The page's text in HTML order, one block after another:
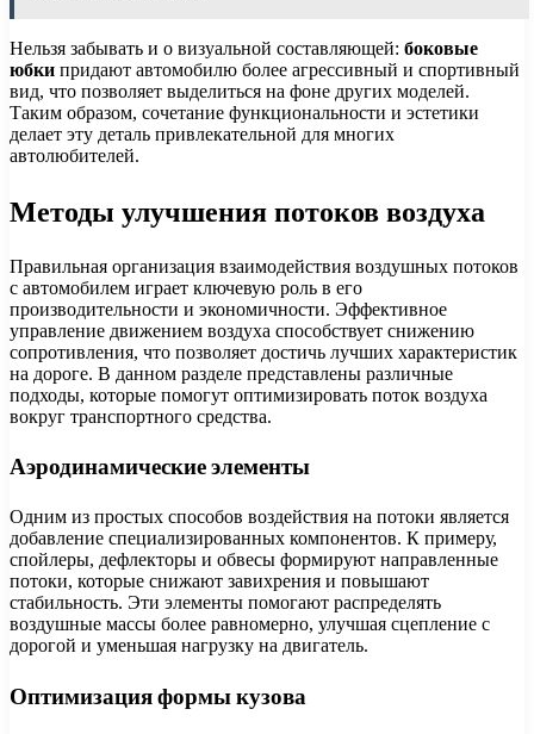
Нельзя забывать и о визуальной составляющей: боковые
юбки придают автомобилю более агрессивный и спортивный
вид, что позволяет выделиться на фоне других моделей.
Таким образом, сочетание функциональности и эстетики
делает эту деталь привлекательной для многих
автолюбителей.
Методы улучшения потоков воздуха
Правильная организация взаимодействия воздушных потоков
с автомобилем играет ключевую роль в его
производительности и экономичности. Эффективное
управление движением воздуха способствует снижению
сопротивления, что позволяет достичь лучших характеристик
на дороге. В данном разделе представлены различные
подходы, которые помогут оптимизировать поток воздуха
вокруг транспортного средства.
Аэродинамические элементы
Одним из простых способов воздействия на потоки является
добавление специализированных компонентов. К примеру,
спойлеры, дефлекторы и обвесы формируют направленные
потоки, которые снижают завихрения и повышают
стабильность. Эти элементы помогают распределять
воздушные массы более равномерно, улучшая сцепление с
дорогой и уменьшая нагрузку на двигатель.
Оптимизация формы кузова